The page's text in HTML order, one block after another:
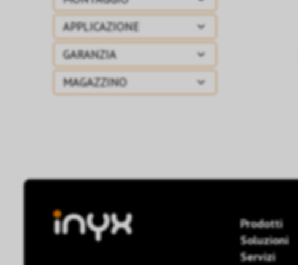
APPLICAZIONE
GARANZIA
MAGAZZINO
Prodotti
Soluzioni
Servizi